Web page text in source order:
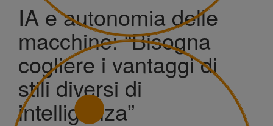
IA e autonomia delle
macchine: “Bisogna
cogliere i vantaggi di
stili diversi di
intelligenza”